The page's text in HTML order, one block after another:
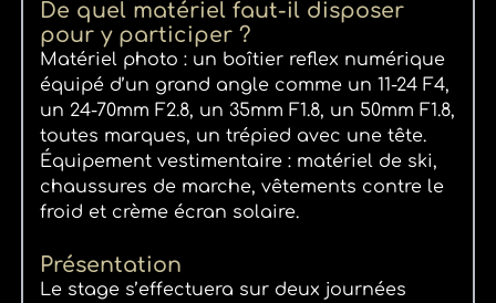
De quel matériel faut-il disposer
pour y participer ?
Matériel photo : un boîtier reflex numérique
équipé d’un grand angle comme un 11-24 F4,
un 24-70mm F2.8, un 35mm F1.8, un 50mm F1.8,
toutes marques, un trépied avec une tête.
Équipement vestimentaire : matériel de ski,
chaussures de marche, vêtements contre le
froid et crème écran solaire.
Présentation
Le stage s’effectuera sur deux journées